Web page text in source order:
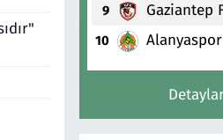
9 Gaziantep
10 Alanyaspor